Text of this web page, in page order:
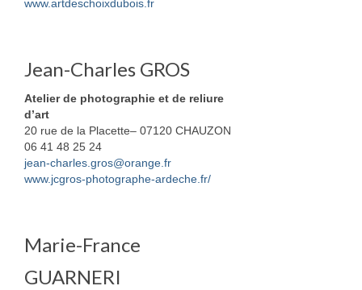
www.artdeschoixdubois.fr
Jean-Charles GROS
Atelier de photographie et de reliure
d’art
20 rue de la Placette– 07120 CHAUZON
06 41 48 25 24
jean-charles.gros@orange.fr
www.jcgros-photographe-ardeche.fr/
Marie-France
GUARNERI